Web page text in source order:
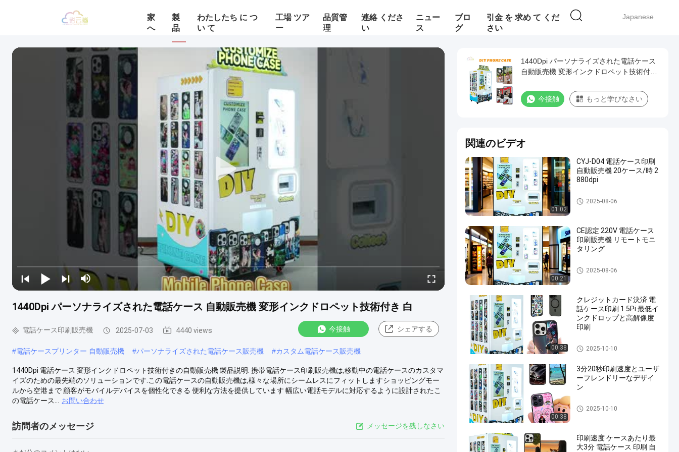
Japanese
家
へ
製
品
わたしたち に つ
い て
工場 ツア
ー
品質管
理
連絡 くださ
い
ニュー
ス
ブロ
グ
引金 を 求め て くだ
さい
1440Dpi パーソナライズされた電話ケース 自動販売機 変形インクドロペット技術付き 白
電話ケース印刷販売機 2025-07-03 4440 views 今接触 シェアする
#電話ケースプリンター 自動販売機 #パーソナライズされた電話ケース販売機 #カスタム電話ケース販売機
1440Dpi 電話ケース 変形インクドロペット技術付きの自動販売機 製品説明: 携帯電話ケース印刷販売機は,移動中の電話ケースのカスタマ
イズのための最先端のソリューションです.この電話ケースの自動販売機は,様々な場所にシームレスにフィットしますショッピングモー
ルから空港まで 顧客がモバイルデバイスを個性化できる 便利な方法を提供しています 幅広い電話モデルに対応するように設計されたこ
の電話ケース...
お問い合わせ
訪問者のメッセージ メッセージを残しなさい
1440Dpi パーソナライズされた電話ケース
自動販売機 変形インクドロペット技術付き
今接触 もっと学びなさい
関連のビデオ
01:02
CYJ-D04 電話ケース印刷
自動販売機 20ケース/時 2
880dpi
電話ケース印刷販売機
2025-08-06
00:21
CE認定 220V 電話ケース
印刷販売機 リモートモニ
タリング
電話ケース印刷販売機
2025-08-06
00:38
クレジットカード決済 電
話ケース印刷 1.5Pi 最低イ
ンクドロップと高解像度
印刷
電話ケース印刷販売機
2025-10-10
00:38
3分20秒印刷速度とユーザ
ーフレンドリーなデザイ
ン
電話ケース印刷販売機
2025-10-10
印刷速度 ケースあたり最
大3分 電話ケース 印刷 自